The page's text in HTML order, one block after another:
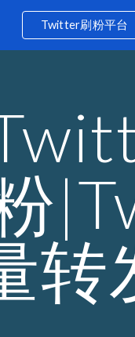
Twitter刷粉平台
转